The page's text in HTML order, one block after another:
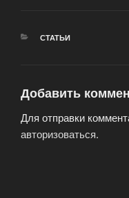
РУБРИКИ
СТАТЬИ
Добавить
Для отправки
авторизоваться.